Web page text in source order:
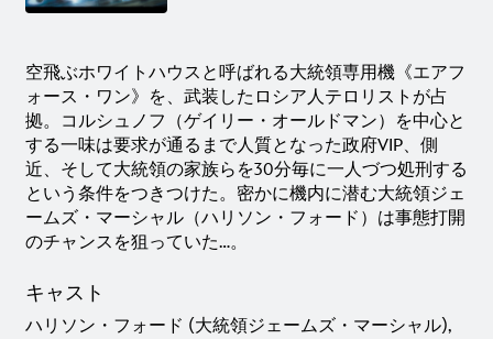
空飛ぶホワイトハウスと呼ばれる大統領専用機《エアフ
ォース・ワン》を、武装したロシア人テロリストが占
拠。コルシュノフ（ゲイリー・オールドマン）を中心と
する一味は要求が通るまで人質となった政府VIP、側
近、そして大統領の家族らを30分毎に一人づつ処刑する
という条件をつきつけた。密かに機内に潜む大統領ジェ
ームズ・マーシャル（ハリソン・フォード）は事態打開
のチャンスを狙っていた…。
キャスト
ハリソン・フォード (大統領ジェームズ・マーシャル),